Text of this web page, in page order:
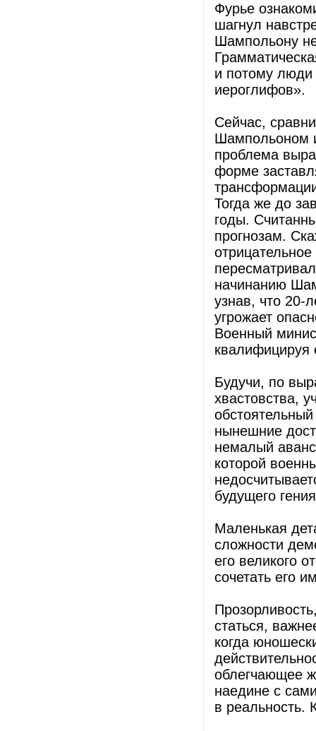
Фурье
шагнул
Шампольону
и потому люди
иероглифов».
Сейчас,
Шампольоном
проблема
форме
Тогда же до
годы.
прогнозам.
начинанию
узнав, что 20-
угрожает
Военный
квалифицируя
Будучи, по
хвастовства,
нынешние
немалый
которой
будущего
Маленькая
сложности
его великого
сочетать его
статься,
когда
облегчающее
наедине с
в реальность.